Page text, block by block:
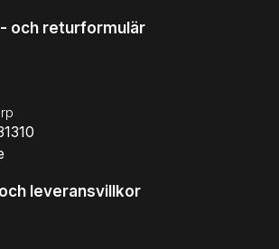
och returformulär
leveransvillkor